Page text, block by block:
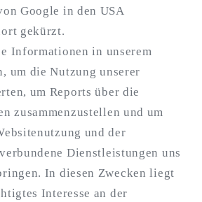
Google in den USA
gekürzt.
Informationen in unserem
um die Nutzung unserer
um Reports über die
zusammenzustellen und um
und der
Dienstleistungen uns
In diesen Zwecken liegt
Interesse an der